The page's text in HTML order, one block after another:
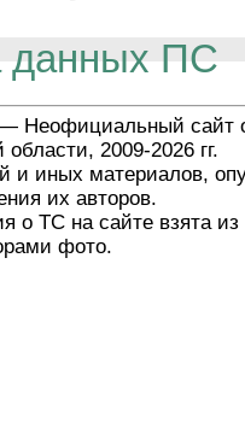
данных ПС
сайт
2009-2026 гг.
и иных материалов,
их авторов.
о ТС на сайте взята из
фото.